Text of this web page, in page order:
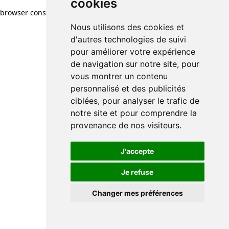
cookies
Nous utilisons des cookies et
d'autres technologies de suivi
pour améliorer votre expérience
de navigation sur notre site, pour
vous montrer un contenu
personnalisé et des publicités
ciblées, pour analyser le trafic de
notre site et pour comprendre la
provenance de nos visiteurs.
J'accepte
Je refuse
Changer mes préférences
browser console for more information)